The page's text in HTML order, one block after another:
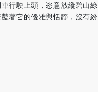
行駛上頭，恣意放縱碧山綠
著它的優雅與恬靜，沒有紛